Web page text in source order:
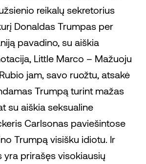
reikalų sekretorius
Donaldas Trumpas per
pavadino, su aiškia
Little Marco – Mažuoju
jam, savo ruožtu, atsakė
Trumpą turint mažas
su aiškia seksualine
Carlsonas paviešintose
Trumpą visišku idiotu. Ir
yra prirašęs visokiausių